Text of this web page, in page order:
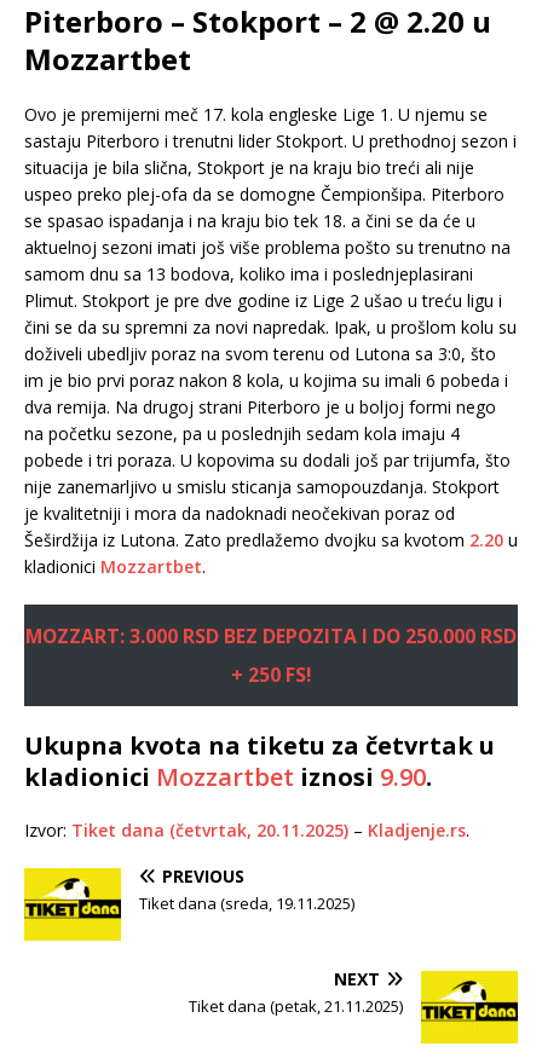
Piterboro – Stokport – 2 @ 2.20 u
Mozzartbet
Ovo je premijerni meč 17. kola engleske Lige 1. U njemu se
sastaju Piterboro i trenutni lider Stokport. U prethodnoj sezon i
situacija je bila slična, Stokport je na kraju bio treći ali nije
uspeo preko plej-ofa da se domogne Čempionšipa. Piterboro
se spasao ispadanja i na kraju bio tek 18. a čini se da će u
aktuelnoj sezoni imati još više problema pošto su trenutno na
samom dnu sa 13 bodova, koliko ima i poslednjeplasirani
Plimut. Stokport je pre dve godine iz Lige 2 ušao u treću ligu i
čini se da su spremni za novi napredak. Ipak, u prošlom kolu su
doživeli ubedljiv poraz na svom terenu od Lutona sa 3:0, što
im je bio prvi poraz nakon 8 kola, u kojima su imali 6 pobeda i
dva remija. Na drugoj strani Piterboro je u boljoj formi nego
na početku sezone, pa u poslednjih sedam kola imaju 4
pobede i tri poraza. U kopovima su dodali još par trijumfa, što
nije zanemarljivo u smislu sticanja samopouzdanja. Stokport
je kvalitetniji i mora da nadoknadi neočekivan poraz od
Šeširdžija iz Lutona. Zato predlažemo dvojku sa kvotom 2.20 u
kladionici Mozzartbet.
MOZZART: 3.000 RSD BEZ DEPOZITA I DO 250.000 RSD
+ 250 FS!
Ukupna kvota na tiketu za četvrtak u
kladionici Mozzartbet iznosi 9.90.
Izvor: Tiket dana (četvrtak, 20.11.2025) – Kladjenje.rs.
PREVIOUS
Tiket dana (sreda, 19.11.2025)
NEXT
Tiket dana (petak, 21.11.2025)